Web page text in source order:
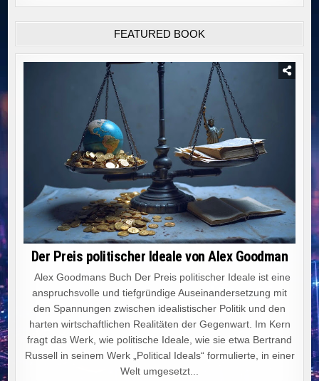
FEATURED BOOK
Der Preis politischer Ideale von Alex Goodman
Alex Goodmans Buch Der Preis politischer Ideale ist eine
anspruchsvolle und tiefgründige Auseinandersetzung mit
den Spannungen zwischen idealistischer Politik und den
harten wirtschaftlichen Realitäten der Gegenwart. Im Kern
fragt das Werk, wie politische Ideale, wie sie etwa Bertrand
Russell in seinem Werk „Political Ideals“ formulierte, in einer
Welt umgesetzt...